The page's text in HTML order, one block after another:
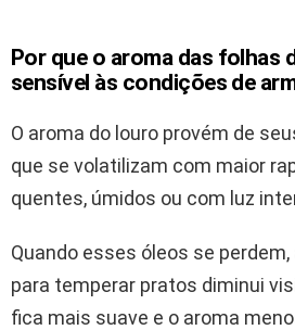
Por que o aroma das folhas
sensível às condições de
O aroma do louro provém de
que se volatilizam com maior
quentes, úmidos ou com luz
Quando esses óleos se
para temperar pratos diminui
fica mais suave e o aroma